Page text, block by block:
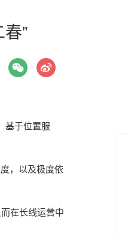
”
基于位置服
，以及极度依
在长线运营中